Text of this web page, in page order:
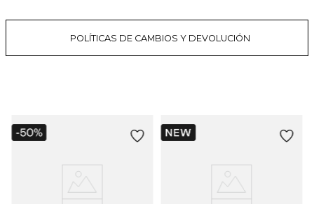
POLÍTICAS DE CAMBIOS Y DEVOLUCIÓN